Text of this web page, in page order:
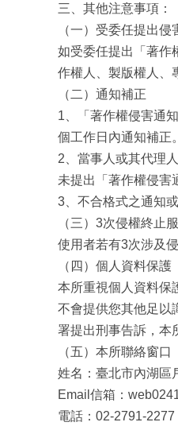
三、其他注意事項：
（一）受委任提出侵
如受委任提出「著作
作權人、製版權人、
（二）通知補正
1、「著作權侵害通
個工作日內通知補正。
2、當事人或其代理
未提出「著作權侵害
3、不合格式之通知
（三）3次侵權終止
使用者若有3次涉及
（四）個人資料保護
本所重視個人資料保
不會提供您其他足以
署提出刑事告訴，本
（五）本所聯絡窗口
姓名：臺北市內湖區
Email信箱：
電話：02-2791-2277